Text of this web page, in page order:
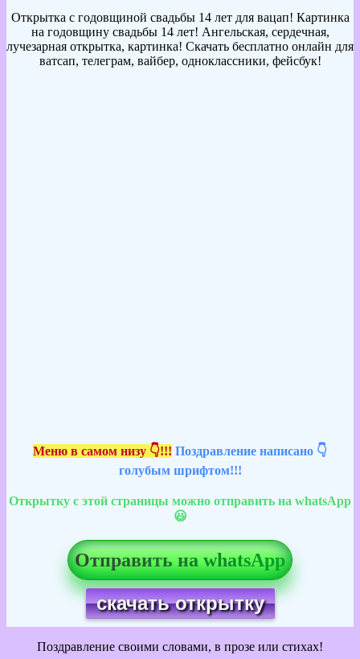
Открытка с годовщиной свадьбы 14 лет для вацап! Картинка
на годовщину свадьбы 14 лет! Ангельская, сердечная,
лучезарная открытка, картинка! Скачать бесплатно онлайн для
ватсап, телеграм, вайбер, одноклассники, фейсбук!
Меню в самом низу 👇!!! Поздравление написано 👇
голубым шрифтом!!!
Открытку с этой страницы можно отправить на whatsApp
😃
Отправить на whatsApp
скачать открытку
Поздравление своими словами, в прозе или стихах!